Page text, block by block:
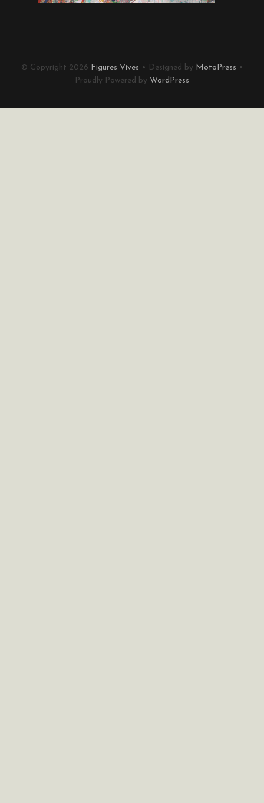
© Copyright 2026 Figures Vives • Designed by MotoPress •
Proudly Powered by WordPress